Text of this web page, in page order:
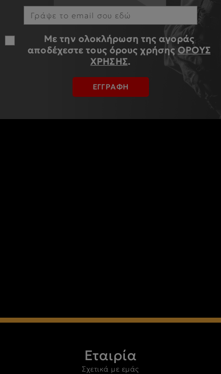
Με την ολοκλήρωση της αγοράς
αποδέχεστε τους όρους χρήσης ΟΡΟΥΣ
ΧΡΗΣΗΣ.
ΕΓΓΡΑΦΗ
Εταιρία
Σχετικά με εμάς